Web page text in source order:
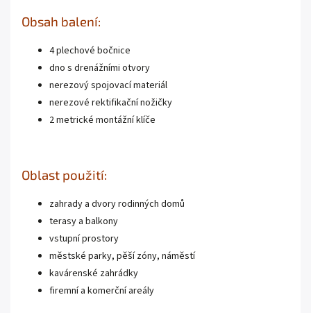
Obsah balení:
4 plechové bočnice
dno s drenážními otvory
nerezový spojovací materiál
nerezové rektifikační nožičky
2 metrické montážní klíče
Oblast použití:
zahrady a dvory rodinných domů
terasy a balkony
vstupní prostory
městské parky, pěší zóny, náměstí
kavárenské zahrádky
firemní a komerční areály